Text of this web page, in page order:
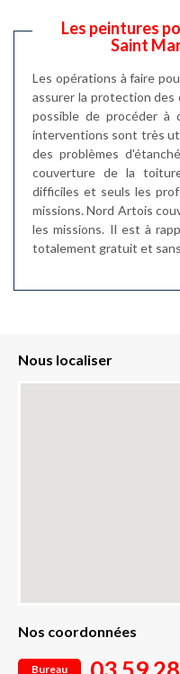
Les peintures
Saint
Les opérations à faire
assurer la protection
possible de procéder à
interventions sont très
des problèmes
couverture de la
difficiles et seuls les
missions. Nord Artois
les missions. Il est à
totalement gratuit et
Nous localiser
Nos coordonnées
Bureau